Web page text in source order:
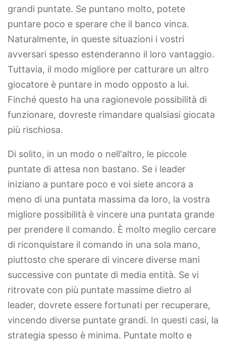
grandi puntate. Se puntano molto, potete
puntare poco e sperare che il banco vinca.
Naturalmente, in queste situazioni i vostri
avversari spesso estenderanno il loro vantaggio.
Tuttavia, il modo migliore per catturare un altro
giocatore è puntare in modo opposto a lui.
Finché questo ha una ragionevole possibilità di
funzionare, dovreste rimandare qualsiasi giocata
più rischiosa.
Di solito, in un modo o nell'altro, le piccole
puntate di attesa non bastano. Se i leader
iniziano a puntare poco e voi siete ancora a
meno di una puntata massima da loro, la vostra
migliore possibilità è vincere una puntata grande
per prendere il comando. È molto meglio cercare
di riconquistare il comando in una sola mano,
piuttosto che sperare di vincere diverse mani
successive con puntate di media entità. Se vi
ritrovate con più puntate massime dietro al
leader, dovrete essere fortunati per recuperare,
vincendo diverse puntate grandi. In questi casi, la
strategia spesso è minima. Puntate molto e